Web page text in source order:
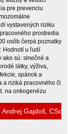
pre prevenciu
vystavených riziku
prostredia
osôb čerpá poznatky
Hodnotí u ľudí
ako sú: slnečné a
látky, výživa,
spánok a
a riziká pracovného či
na onkogenézu
Gajdoš, CSc.